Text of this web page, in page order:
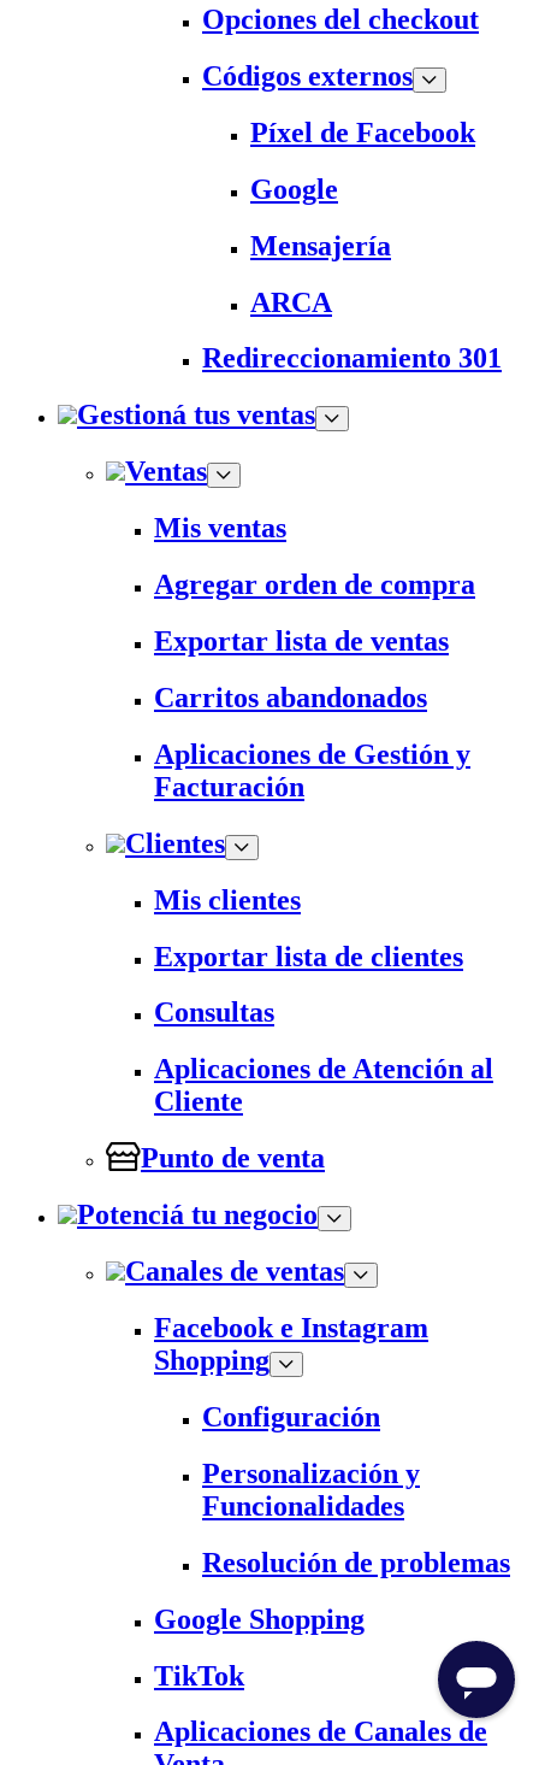
Opciones del checkout
Códigos externos
Píxel de Facebook
Google
Mensajería
ARCA
Redireccionamiento 301
Gestioná tus ventas
Ventas
Mis ventas
Agregar orden de compra
Exportar lista de ventas
Carritos abandonados
Aplicaciones de Gestión y
Facturación
Clientes
Mis clientes
Exportar lista de clientes
Consultas
Aplicaciones de Atención al
Cliente
Punto de venta
Potenciá tu negocio
Canales de ventas
Facebook e Instagram
Shopping
Configuración
Personalización y
Funcionalidades
Resolución de problemas
Google Shopping
TikTok
Aplicaciones de Canales de